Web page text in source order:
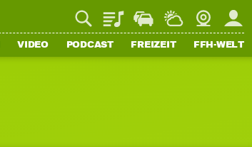
PlaylistStaupilotWetterWebcamMein
VIDEO PODCAST FREIZEIT FFH-WELT